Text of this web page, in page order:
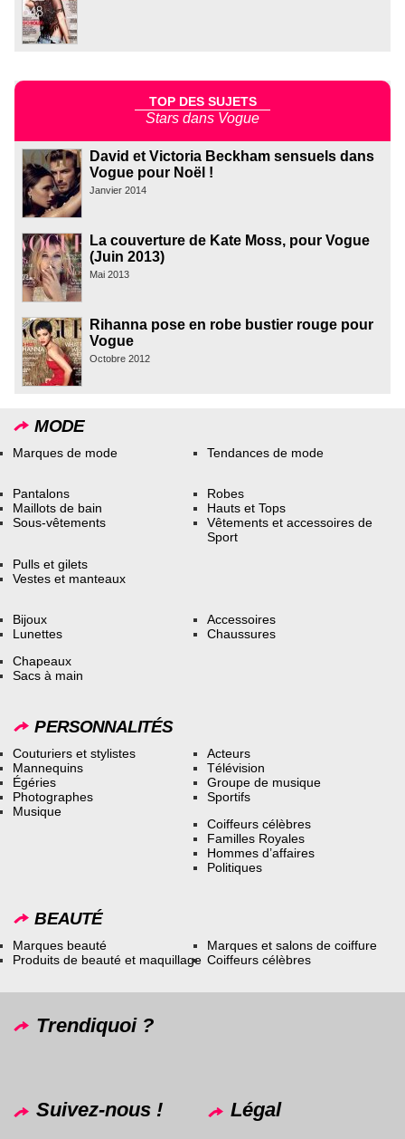
TOP DES SUJETS
Stars dans Vogue
David et Victoria Beckham sensuels dans
Vogue pour Noël !
Janvier 2014
La couverture de Kate Moss, pour Vogue
(Juin 2013)
Mai 2013
Rihanna pose en robe bustier rouge pour
Vogue
Octobre 2012
MODE
Marques de mode Tendances de mode
Pantalons
Maillots de bain
Sous-vêtements
Robes
Hauts et Tops
Vêtements et accessoires de
Sport
Pulls et gilets
Vestes et manteaux
Bijoux
Lunettes
Accessoires
Chaussures
Chapeaux
Sacs à main
PERSONNALITÉS
Couturiers et stylistes
Mannequins
Égéries
Photographes
Musique
Acteurs
Télévision
Groupe de musique
Sportifs
Coiffeurs célèbres
Familles Royales
Hommes d’affaires
Politiques
BEAUTÉ
Marques beauté
Produits de beauté et maquillage
Marques et salons de coiffure
Coiffeurs célèbres
Trendiquoi ?
Suivez-nous ! Légal